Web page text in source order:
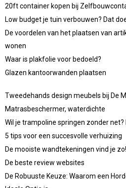
20ft container kopen bij
Low budget je tuin verbouwen? Dat
De voordelen van het plaatsen van
wonen
Waar is plakfolie voor bedoeld?
Glazen kantoorwanden plaatsen
Tweedehands design meubels bij De
Matrasbeschermer, waterdichte
Wil je trampoline springen zonder
5 tips voor een succesvolle verhuizing
De mooiste wandtekeningen vind je zo!
De beste review websites
De Robuuste Keuze: Waarom een